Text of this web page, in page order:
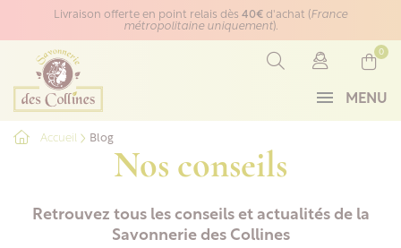
Panneau de gestion des cookies
Livraison offerte en point relais dès 40€ d'achat (France
métropolitaine uniquement).
MENU
0
Accueil Blog
Nos conseils
Retrouvez tous les conseils et actualités de la
Savonnerie des Collines